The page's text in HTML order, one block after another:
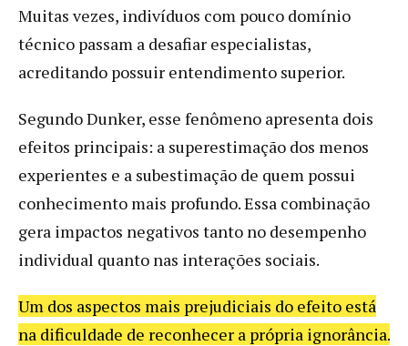
Muitas vezes, indivíduos com pouco domínio
técnico passam a desafiar especialistas,
acreditando possuir entendimento superior.
Segundo Dunker, esse fenômeno apresenta dois
efeitos principais: a superestimação dos menos
experientes e a subestimação de quem possui
conhecimento mais profundo. Essa combinação
gera impactos negativos tanto no desempenho
individual quanto nas interações sociais.
Um dos aspectos mais prejudiciais do efeito está
na dificuldade de reconhecer a própria ignorância.